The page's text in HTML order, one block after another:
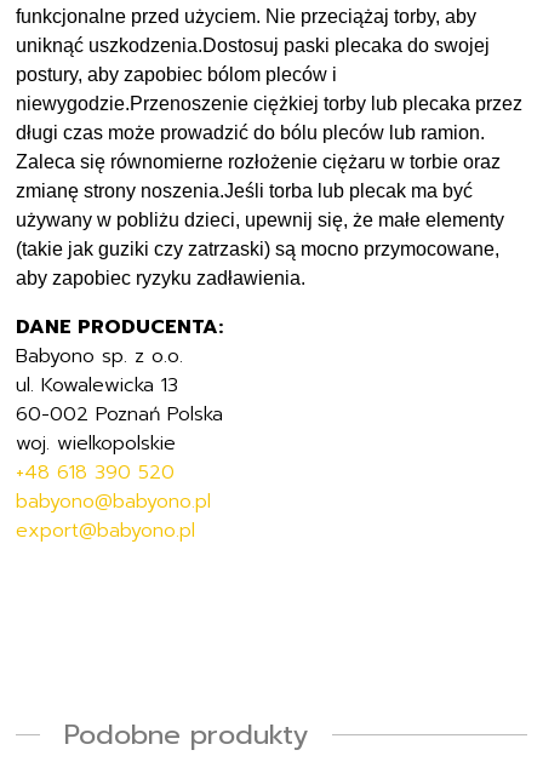
funkcjonalne przed użyciem. Nie przeciążaj torby, aby
uniknąć uszkodzenia.Dostosuj paski plecaka do swojej
postury, aby zapobiec bólom pleców i
niewygodzie.Przenoszenie ciężkiej torby lub plecaka przez
długi czas może prowadzić do bólu pleców lub ramion.
Zaleca się równomierne rozłożenie ciężaru w torbie oraz
zmianę strony noszenia.Jeśli torba lub plecak ma być
używany w pobliżu dzieci, upewnij się, że małe elementy
(takie jak guziki czy zatrzaski) są mocno przymocowane,
aby zapobiec ryzyku zadławienia.
DANE PRODUCENTA:
Babyono sp. z o.o.
ul. Kowalewicka 13
60-002 Poznań Polska
woj. wielkopolskie
+48 618 390 520
babyono@babyono.pl
export@babyono.pl
Podobne produkty